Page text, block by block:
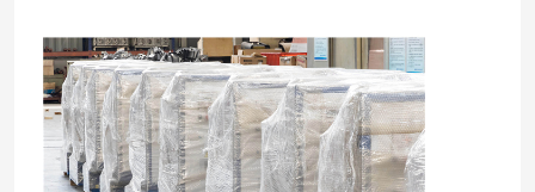
Generator Diesel Isuzu
generator diesel diam